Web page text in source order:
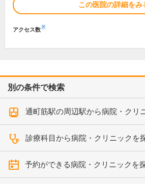
この医院の詳細をみ
アクセス数※
別の条件で検索
通町筋駅の周辺駅から病院・クリ
診療科目から病院・クリニックを
予約ができる病院・クリニックを